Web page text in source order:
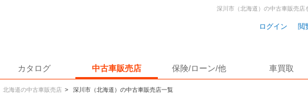
ログイン 閲
カタログ 中古車販売店 保険/ローン/他 車買取
北海道の中古車販売店 > 深川市（北海道）の中古車販売店一覧
深川市（北海道）の中古車販売店